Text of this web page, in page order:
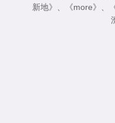
新地》
《more》